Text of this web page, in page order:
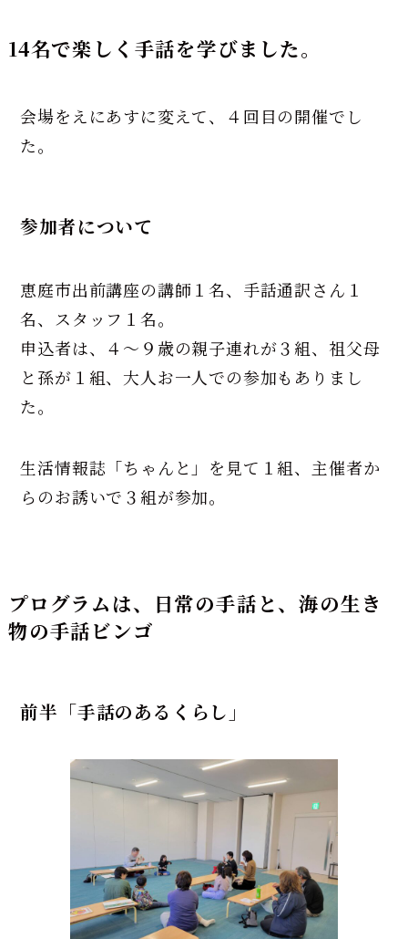
14名で楽しく手話を学びました。
会場をえにあすに変えて、４回目の開催でし
た。
参加者について
恵庭市出前講座の講師１名、手話通訳さん１
名、スタッフ１名。
申込者は、４～９歳の親子連れが３組、祖父母
と孫が１組、大人お一人での参加もありまし
た。
生活情報誌「ちゃんと」を見て１組、主催者か
らのお誘いで３組が参加。
プログラムは、日常の手話と、海の生き
物の手話ビンゴ
前半「手話のあるくらし」